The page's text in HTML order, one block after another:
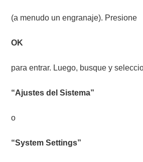
(a menudo un engranaje). Presione
OK
para entrar. Luego, busque y
“Ajustes del Sistema”
o
“System Settings”